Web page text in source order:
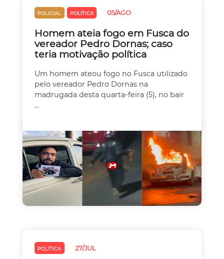
POLICIAL POLÍTICA 05/AGO
Homem ateia fogo em Fusca do
vereador Pedro Dornas; caso
teria motivação política
Um homem ateou fogo no Fusca utilizado
pelo vereador Pedro Dornas na
madrugada desta quarta-feira (5), no bair
...
POLÍTICA 27/JUL